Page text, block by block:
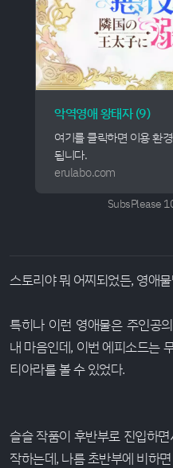
악역영애 왕태자 (9)
여기를 클릭하면 이용 환
됩니다.
erulabo.com
SubsPlease
스토리야 뭐 어찌되었든, 영애
특히나 이런 영애물은 주인공
내 마음인데, 이번 에피소드는
티아라를 볼 수 있었다.
슬슬 작품이 후반부로 진입하
작하는데, 나름 초반부에 비하